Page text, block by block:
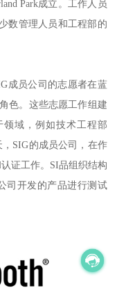
Park成立。工作人员
数管理人员和工程部的
成员公司的志愿者在蓝
色。这些志愿工作组建
域，例如技术工程部
SIG的成员公司，在作
证工作。SI品组织结构
司开发的产品进行测试